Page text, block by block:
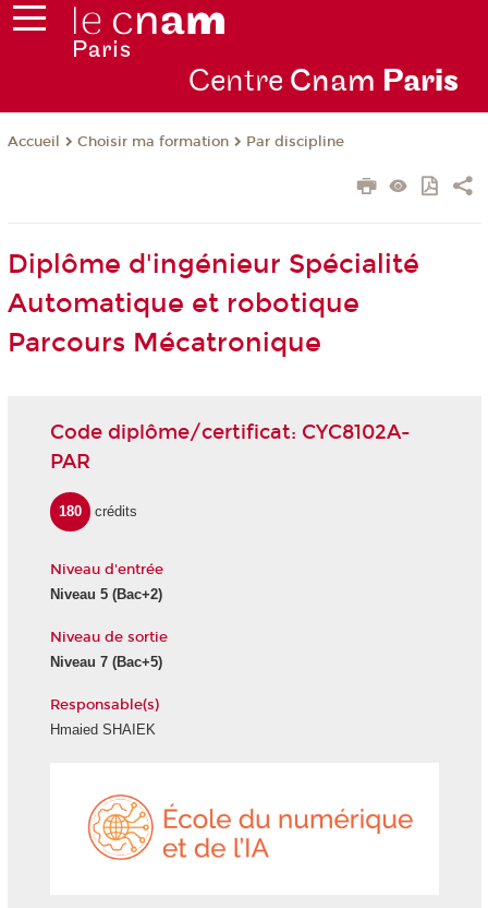
Centre Cnam Paris
Accueil Choisir ma formation Par discipline
Diplôme d'ingénieur Spécialité
Automatique et robotique
Parcours Mécatronique
Code diplôme/certificat: CYC8102A-
PAR
180 crédits
Niveau d'entrée
Niveau 5(Bac+2)
Niveau de sortie
Niveau 7(Bac+5)
Responsable(s)
Hmaied SHAIEK